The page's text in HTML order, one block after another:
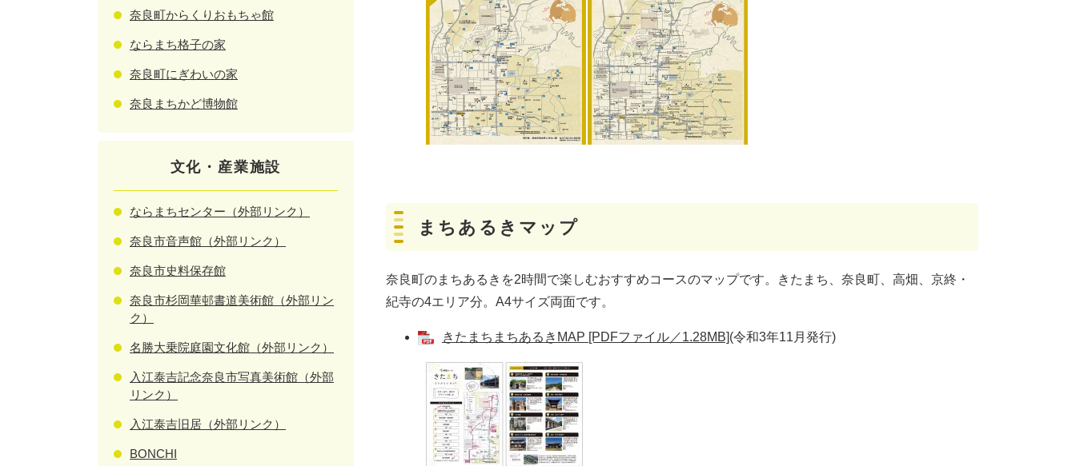
まちあるきマップ
奈良町のまちあるきを2時間で楽しむおすすめコースのマップです。きたまち、奈良町、高畑、京終・
紀寺の4エリア分。A4サイズ両面です。
きたまちまちあるきMAP [PDFファイル／1.28MB](令和3年11月発行)
奈良町からくりおもちゃ館
ならまち格子の家
奈良町にぎわいの家
奈良まちかど博物館
文化・産業施設
ならまちセンター（外部リンク）
奈良市音声館（外部リンク）
奈良市史料保存館
奈良市杉岡華邨書道美術館（外部リン
ク）
名勝大乗院庭園文化館（外部リンク）
入江泰吉記念奈良市写真美術館（外部
リンク）
入江泰吉旧居（外部リンク）
BONCHI